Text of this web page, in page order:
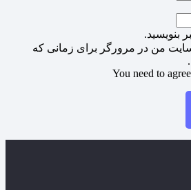
بنویسید.
من در مرورگر برای زمانی که
You need to